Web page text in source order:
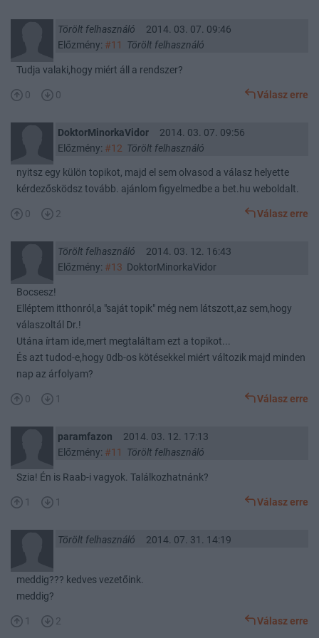
Törölt felhasználó
2014. 03. 07. 09:46
Előzmény: #11 Törölt felhasználó
Tudja valaki,hogy miért áll a rendszer?
0 0 Válasz erre
DoktorMinorkaVidor
2014. 03. 07. 09:56
Előzmény: #12 Törölt felhasználó
nyitsz egy külön topikot, majd el sem olvasod a válasz helyette
kérdezősködsz tovább. ajánlom figyelmedbe a bet.hu weboldalt.
0 2 Válasz erre
Törölt felhasználó
2014. 03. 12. 16:43
Előzmény: #13 DoktorMinorkaVidor
Bocsesz!
Elléptem itthonról,a "saját topik" még nem látszott,az sem,hogy
válaszoltál Dr.!
Utána írtam ide,mert megtaláltam ezt a topikot...
És azt tudod-e,hogy 0db-os kötésekkel miért változik majd minden
nap az árfolyam?
0 1 Válasz erre
paramfazon
2014. 03. 12. 17:13
Előzmény: #11 Törölt felhasználó
Szia! Én is Raab-i vagyok. Találkozhatnánk?
1 1 Válasz erre
Törölt felhasználó 2014. 07. 31. 14:19
meddig??? kedves vezetőink.
meddig?
1 2 Válasz erre